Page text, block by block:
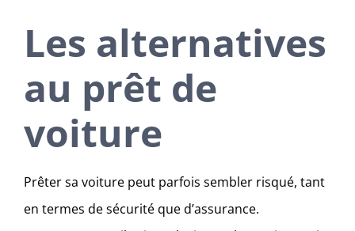
Les alternatives
au prêt de
voiture
Prêter sa voiture peut parfois sembler risqué, tant
en termes de sécurité que d’assurance.